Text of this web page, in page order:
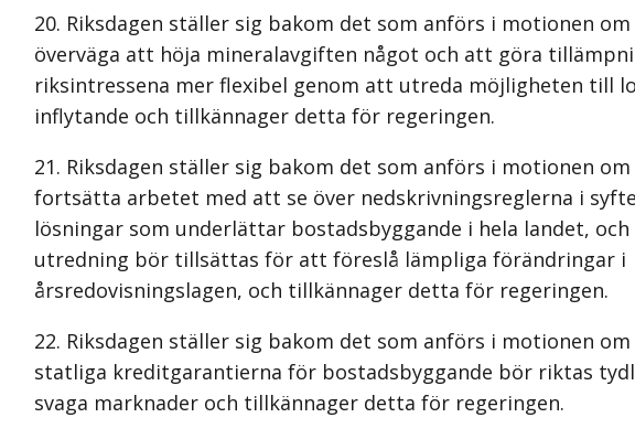
Riksdagen ställer sig bakom det som anförs i motionen
överväga att höja mineralavgiften något och att göra
riksintressena mer flexibel genom att utreda möjligheten till
inflytande och tillkännager detta för regeringen.
Riksdagen ställer sig bakom det som anförs i motionen
fortsätta arbetet med att se över nedskrivningsreglerna i
lösningar som underlättar bostads­byggande i hela landet,
utredning bör tillsättas för att föreslå lämpliga förändringar i
årsredovisningslagen, och tillkännager detta för regeringen.
Riksdagen ställer sig bakom det som anförs i motionen
statliga kredit­garantierna för bostadsbyggande bör riktas
svaga marknader och tillkännager detta för regeringen.